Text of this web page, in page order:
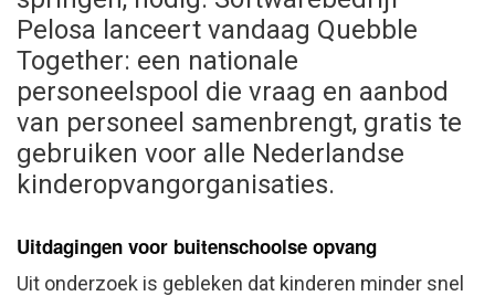
Pelosa lanceert vandaag Quebble
Together: een nationale
personeelspool die vraag en aanbod
van personeel samenbrengt, gratis te
gebruiken voor alle Nederlandse
kinderopvangorganisaties.
Uitdagingen voor buitenschoolse opvang
Uit onderzoek is gebleken dat kinderen minder snel